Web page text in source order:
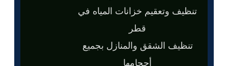
تنظيف وتعقيم خزانات المياه في
قطر
تنظيف الشقق والمنازل بجميع
أحجامها